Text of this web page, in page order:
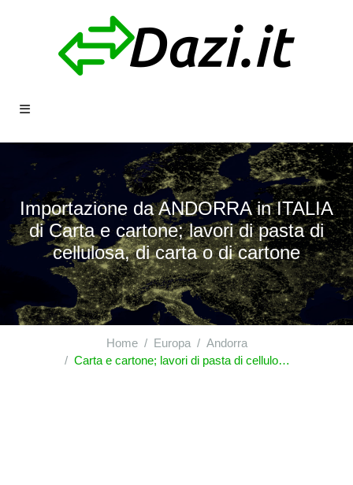
Importazione da ANDORRA in ITALIA
di Carta e cartone; lavori di pasta di
cellulosa, di carta o di cartone
Home Europa
Andorra
Carta e cartone; lavori di pasta di cellulosa, di carta o di cartone